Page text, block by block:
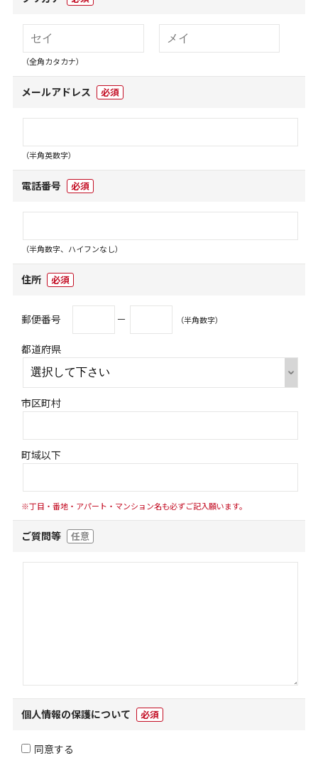
（全角カタカナ）
メールアドレス 必須
（半角英数字）
電話番号 必須
（半角数字、ハイフンなし）
住所 必須
郵便番号 － （半角数字）
都道府県
市区町村
町域以下
※丁目・番地・アパート・マンション名も必ずご記入願います。
ご質問等 任意
個人情報の保護について 必須
同意する